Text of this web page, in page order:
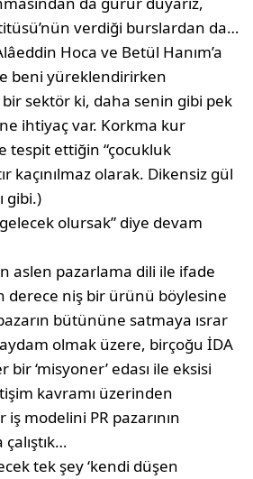
verdiği burs­lardan da…
Hoca ve Betül Hanım’a
beni yüreklendirirken
sektör ki, daha senin gibi pek
ihtiyaç var. Korkma kur
tespit ettiğin “çocukluk
kaçınılmaz olarak. Dikensiz gül
gibi.)
olursak” diye devam
aslen pazarlama dili ile ifade
dere­ce niş bir ürünü böylesine
bütününe satmaya ısrar
olmak üzere, birçoğu İDA
‘misyoner’ edası ile eksisi
kavramı üzerin­den
modelini PR pazarının
tek şey ‘kendi düşen